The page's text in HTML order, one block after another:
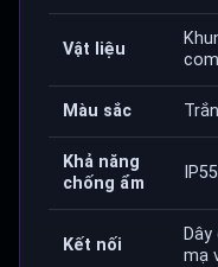
Vật liệu
Màu sắc
Khả năng
chống ẩm
IP55
Kết nối
mạ